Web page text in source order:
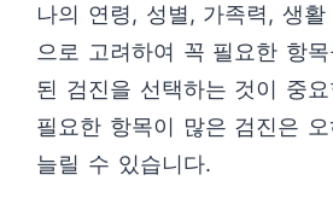
나의 연령, 성별, 가족력, 생
으로 고려하여 꼭 필요한 항
된 검진을 선택하는 것이 중
필요한 항목이 많은 검진은
늘릴 수 있습니다.